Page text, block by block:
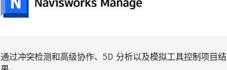
通过冲突检测和高级协作、5D 分析以及模拟工具控制项目结